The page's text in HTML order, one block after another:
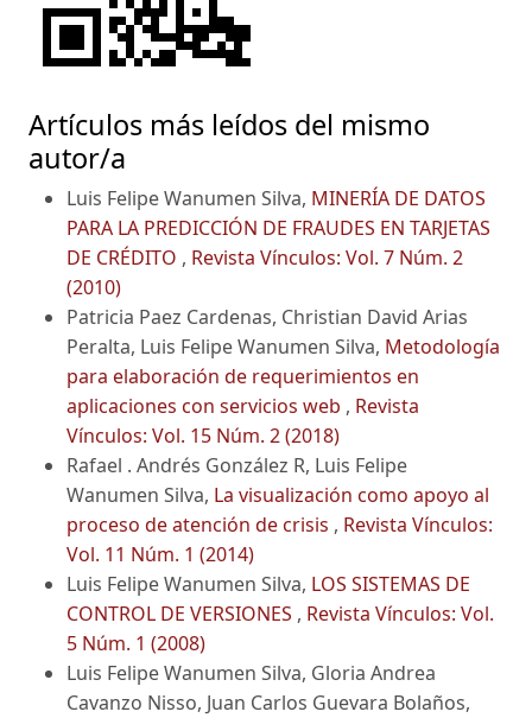
Artículos más leídos del mismo
autor/a
Luis Felipe Wanumen Silva, MINERÍA DE DATOS
PARA LA PREDICCIÓN DE FRAUDES EN TARJETAS
DE CRÉDITO , Revista Vínculos: Vol. 7 Núm. 2
(2010)
Patricia Paez Cardenas, Christian David Arias
Peralta, Luis Felipe Wanumen Silva, Metodología
para elaboración de requerimientos en
aplicaciones con servicios web , Revista
Vínculos: Vol. 15 Núm. 2 (2018)
Rafael . Andrés González R, Luis Felipe
Wanumen Silva, La visualización como apoyo al
proceso de atención de crisis , Revista Vínculos:
Vol. 11 Núm. 1 (2014)
Luis Felipe Wanumen Silva, LOS SISTEMAS DE
CONTROL DE VERSIONES , Revista Vínculos: Vol.
5 Núm. 1 (2008)
Luis Felipe Wanumen Silva, Gloria Andrea
Cavanzo Nisso, Juan Carlos Guevara Bolaños,